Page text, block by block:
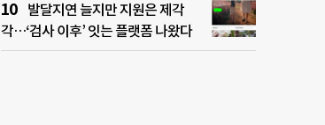
발달지연 늘지만 지원은 제각
각…‘검사 이후’ 잇는 플랫폼 나왔다